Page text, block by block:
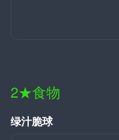
2★食物
绿汁脆球